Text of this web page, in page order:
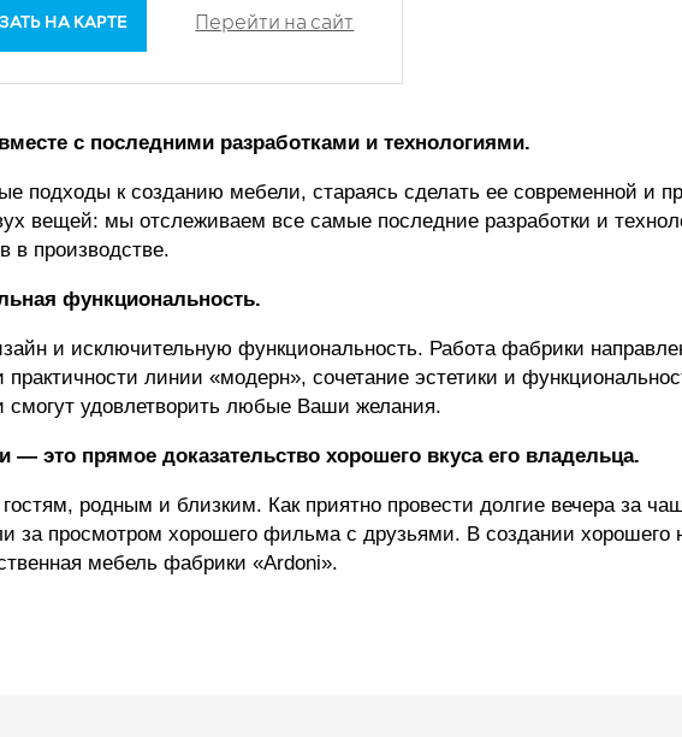
НА КАРТЕ Перейти на сайт
с последними разработками и технологиями.
подходы к созданию мебели, стараясь сделать ее современной и
вещей: мы отслеживаем все самые последние разработки и
в производстве.
функциональность.
и исключительную функциональность. Работа фабрики
линии «модерн», сочетание эстетики и
удовлетворить любые Ваши желания.
это прямое доказательство хорошего вкуса его владельца.
родным и близким. Как приятно провести долгие вечера за
просмотром хорошего фильма с друзьями. В создании хорошего
мебель фабрики «Аrdoni».